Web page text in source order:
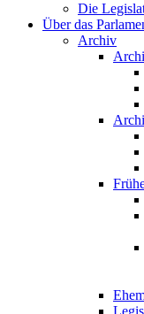
Die
Über das
Archiv